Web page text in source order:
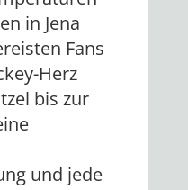
in Jena
Fans
Herz
bis zur
und jede